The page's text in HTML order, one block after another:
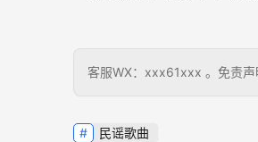
客服WX：xxx61xxx 。免责声
民谣歌曲